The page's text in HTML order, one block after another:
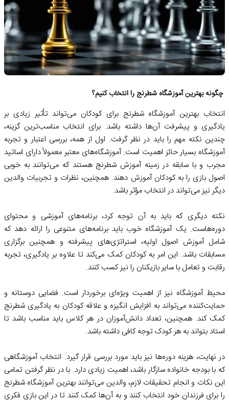
چگونه بهترین آموزشگاه شطرنج را انتخاب کنیم؟
انتخاب بهترین آموزشگاه شطرنج برای کودکان می‌تواند تأثیر زیادی بر
یادگیری و پیشرفت آن‌ها داشته باشد. برای انتخاب مناسب‌ترین گزینه،
چندین نکته مهم را باید در نظر گرفت. اول از همه، بررسی اعتبار و تجربه
آموزشگاه بسیار حائز اهمیت است. آموزشگاه‌های معتبر معمولاً دارای اساتید
مجرب و با سابقه در زمینه آموزش شطرنج هستند که می‌توانند به خوبی
اصول بازی را به کودکان آموزش دهند. همچنین، نظرات و تجربیات والدین
دیگر نیز می‌تواند در انتخاب مؤثر باشد.
نکته دیگری که باید به آن توجه کرد، برنامه‌های آموزشی و محتوای
دوره‌هاست. یک آموزشگاه خوب باید برنامه‌های متنوعی را ارائه دهد که
شامل آموزش اصول اولیه، استراتژی‌های پیشرفته و همچنین برگزاری
مسابقات باشد. این امر به کودکان کمک می‌کند تا علاوه بر یادگیری، تجربه
رقابت و تعامل با سایر بازیکنان را نیز کسب کنند.
محیط آموزشگاه نیز از اهمیت ویژه‌ای برخوردار است. فضایی دوستانه و
حمایت‌کننده می‌تواند به افزایش انگیزه و علاقه کودکان به یادگیری شطرنج
کمک کند. همچنین، تعداد دانش‌آموزان در هر کلاس باید مناسب باشد تا
استاد بتواند به هر کودک توجه کافی داشته باشد.
در نهایت، هزینه دوره‌ها نیز باید مورد بررسی قرار گیرد. انتخاب آموزشگاهی
که با بودجه خانواده سازگار باشد، اهمیت زیادی دارد. با در نظر گرفتن تمامی
این نکات و انجام تحقیقات لازم، والدین می‌توانند بهترین آموزشگاه شطرنج
را برای فرزندان خود انتخاب کنند و به آن‌ها کمک کنند تا در این بازی فکری